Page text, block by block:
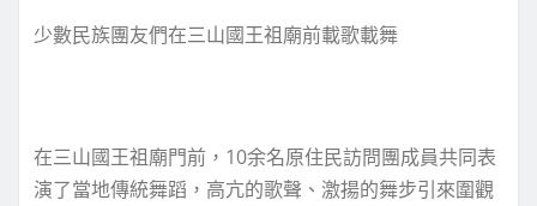
少數民族團友們在三山國王祖廟前載歌載舞
在三山國王祖廟門前，10余名原住民訪問團成員共同表
演了當地傳統舞蹈，高亢的歌聲、激揚的舞步引來圍觀